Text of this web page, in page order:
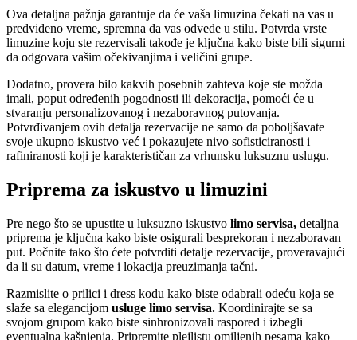
Ova detaljna pažnja garantuje da će vaša limuzina čekati na vas u
predviđeno vreme, spremna da vas odvede u stilu. Potvrda vrste
limuzine koju ste rezervisali takođe je ključna kako biste bili sigurni
da odgovara vašim očekivanjima i veličini grupe.
Dodatno, provera bilo kakvih posebnih zahteva koje ste možda
imali, poput određenih pogodnosti ili dekoracija, pomoći će u
stvaranju personalizovanog i nezaboravnog putovanja.
Potvrđivanjem ovih detalja rezervacije ne samo da poboljšavate
svoje ukupno iskustvo već i pokazujete nivo sofisticiranosti i
rafiniranosti koji je karakterističan za vrhunsku luksuznu uslugu.
Priprema za iskustvo u limuzini
Pre nego što se upustite u luksuzno iskustvo limo servisa, detaljna
priprema je ključna kako biste osigurali besprekoran i nezaboravan
put. Počnite tako što ćete potvrditi detalje rezervacije, proveravajući
da li su datum, vreme i lokacija preuzimanja tačni.
Razmislite o prilici i dress kodu kako biste odabrali odeću koja se
slaže sa elegancijom usluge limo servisa. Koordinirajte se sa
svojom grupom kako biste sinhronizovali raspored i izbegli
eventualna kašnjenja. Pripremite plejlistu omiljenih pesama kako